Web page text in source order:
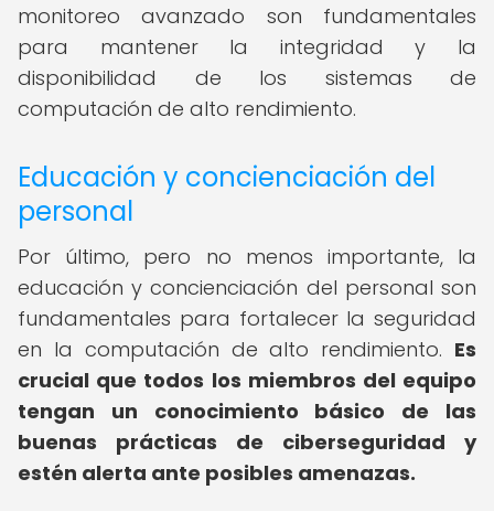
monitoreo avanzado son fundamentales
para mantener la integridad y la
disponibilidad de los sistemas de
computación de alto rendimiento.
Educación y concienciación del
personal
Por último, pero no menos importante, la
educación y concienciación del personal son
fundamentales para fortalecer la seguridad
en la computación de alto rendimiento. Es
crucial que todos los miembros del equipo
tengan un conocimiento básico de las
buenas prácticas de ciberseguridad y
estén alerta ante posibles amenazas.